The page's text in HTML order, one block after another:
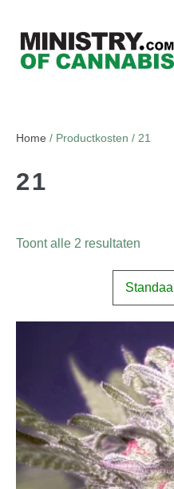
Home / Productkosten / 21
21
Toont alle 2 resultaten